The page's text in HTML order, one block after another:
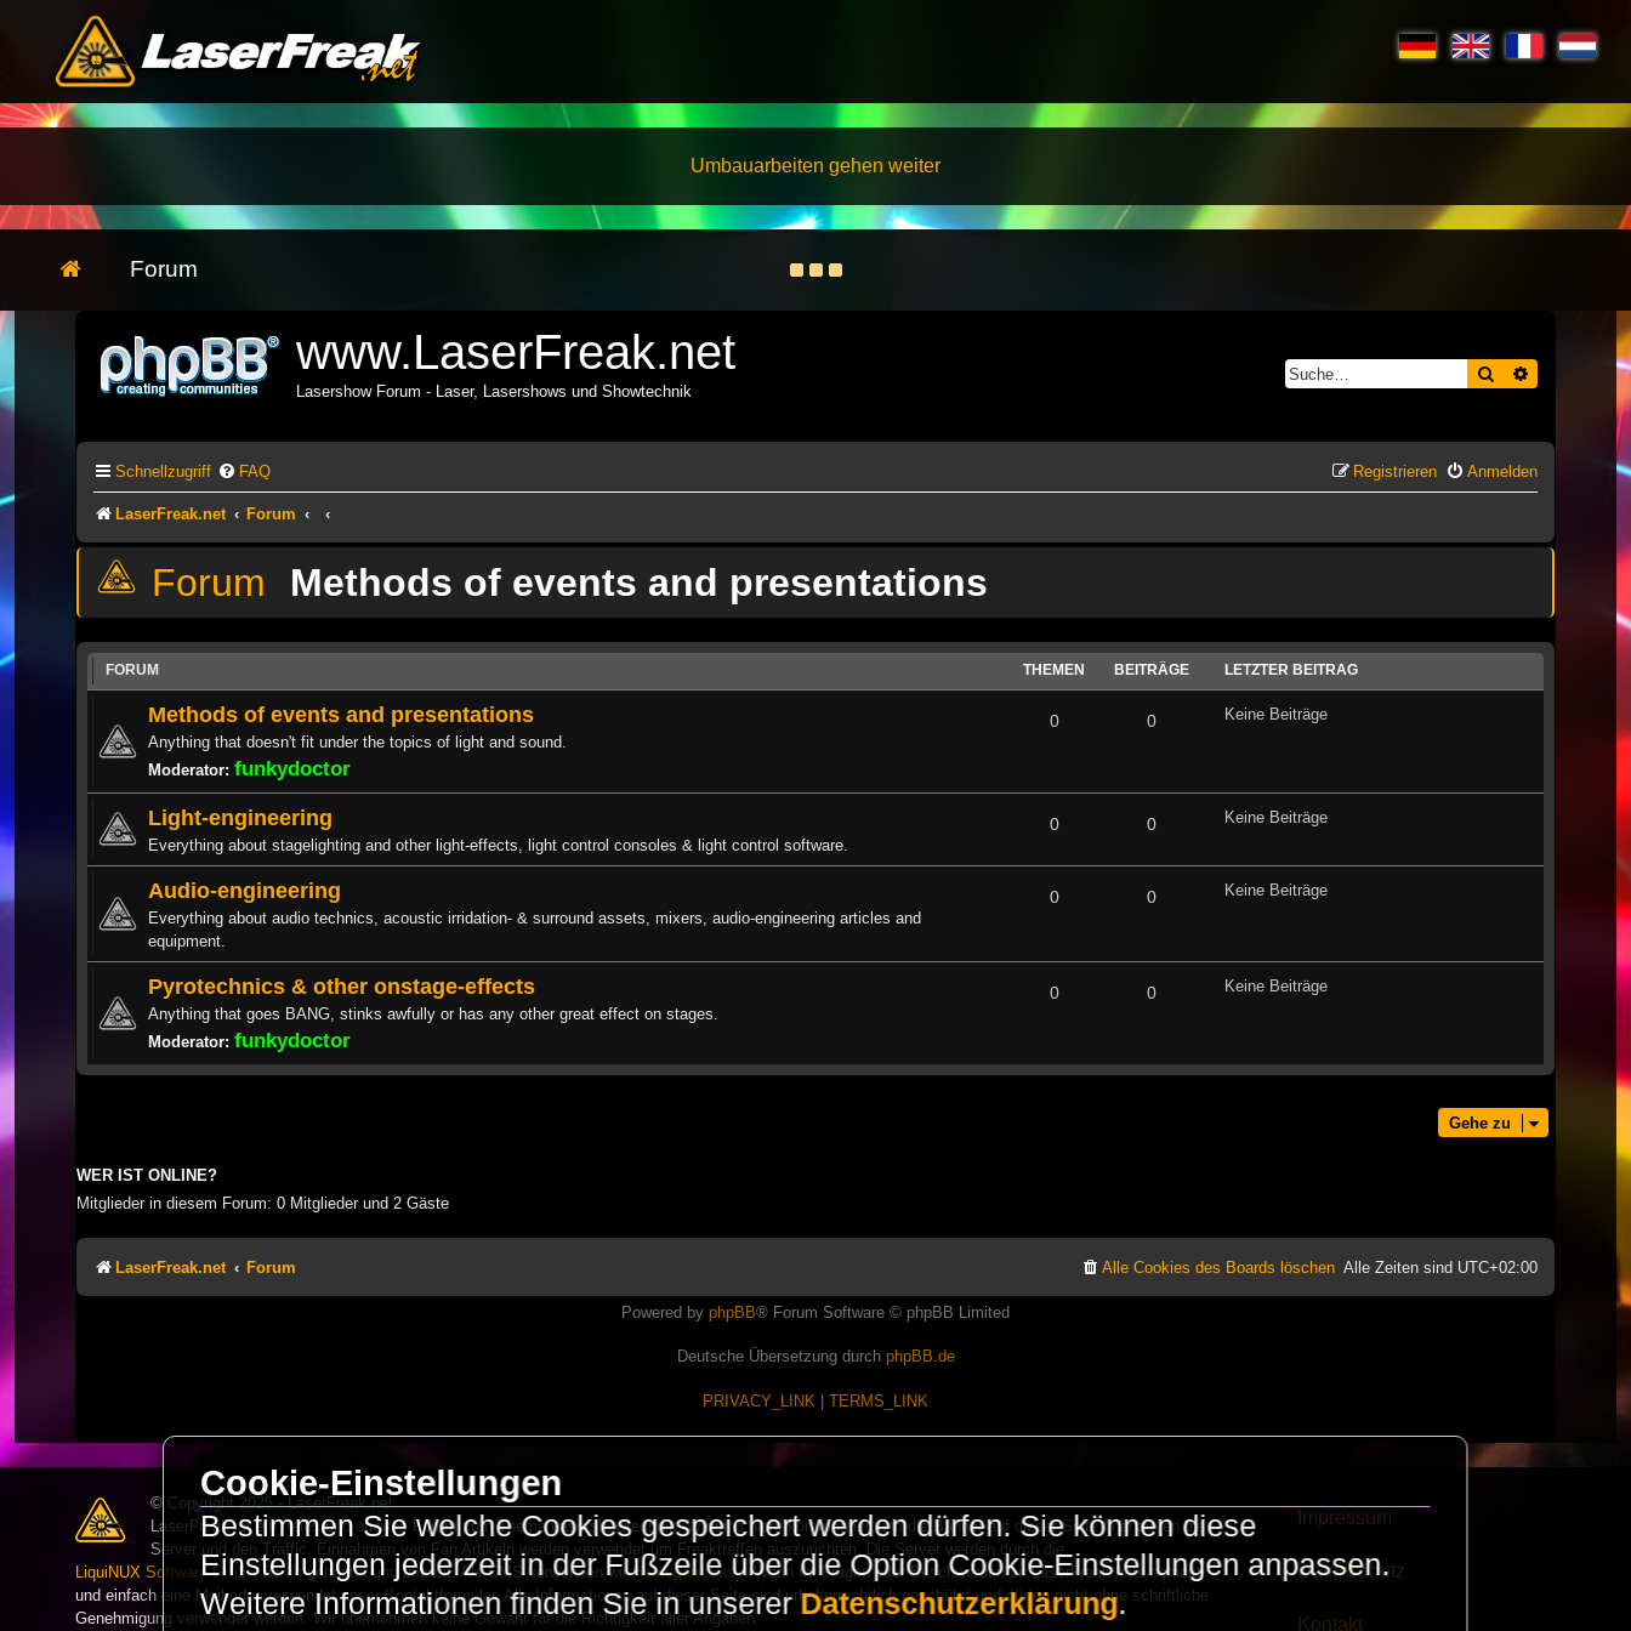
Umbauarbeiten gehen weiter
Forum
www.LaserFreak.net
Lasershow Forum - Laser, Lasershows und Showtechnik
Suche Erweiterte
Schnellzugriff FAQ Anmelden
Registrieren
LaserFreak.net Forum
Methods of events and presentations
FORUM THEMEN BEITRÄGE LETZTER BEITRAG
Methods of events and presentations
Anything that doesn't fit under the topics of light and sound.
Moderator: funkydoctor
0 0 Keine Beiträge
Light-engineering
Everything about stagelighting and other light-effects, light control consoles & light control software.
0 0 Keine Beiträge
Audio-engineering
Everything about audio technics, acoustic irridation- & surround assets, mixers, audio-engineering articles and
equipment.
0 0 Keine Beiträge
Pyrotechnics & other onstage-effects
Anything that goes BANG, stinks awfully or has any other great effect on stages.
Moderator: funkydoctor
0 0 Keine Beiträge
Gehe zu
WER IST ONLINE?
Mitglieder in diesem Forum: 0 Mitglieder und 2 Gäste
LaserFreak.net Forum Alle Zeiten sind UTC+02:00
Alle Cookies des Boards löschen
Powered by phpBB® Forum Software © phpBB Limited
Deutsche Übersetzung durch phpBB.de
PRIVACY_LINK TERMS_LINK
© Copyright 2025 - LaserFreak.net
LaserFreak ist ein freies und offenes Forum zum Thema Lasershowtechnik. Wir sind nicht kommerziell und die Banner auf dieser Seite finanzieren die
Server und den Traffic. Einnahmen von Fan Artikeln werden verwendet um Freaktreffen auszurichten. Die Server werden durch die
LiquiNUX Software GmbH Berlingehostet und betreut. Als CMS verwenden wirHomepageEasy. Wenn Ihr Fragen oder Beschwerden zu LaserFreak habt schickt
und einfach eine Mail oder verwendet unser Kontaktformular. Alle Informationen auf dieser Seite sind urheberrechtlich geschützt und dürfen nicht ohne schriftliche
Genehmigung verwendet werden. Wir übernehmen keine Gewähr für die Richtigkeit aller Angaben.
Impressum
Datenschutz
Kontakt
Cookie-Einstellungen
Bestimmen Sie welche Cookies gespeichert werden dürfen. Sie können diese
Einstellungen jederzeit in der Fußzeile über die Option Cookie-Einstellungen anpassen.
Weitere Informationen finden Sie in unsererDatenschutzerklärung.